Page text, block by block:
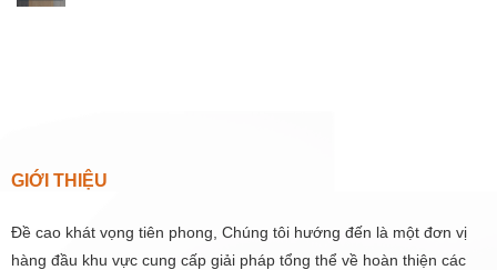
GIỚI THIỆU
Đề cao khát vọng tiên phong, Chúng tôi hướng đến là một đơn vị
hàng đầu khu vực cung cấp giải pháp tổng thể về hoàn thiện các